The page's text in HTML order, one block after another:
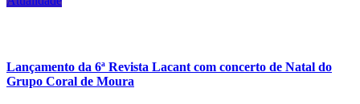
Lançamento da 6ª Revista Lacant com concerto de Natal do
Grupo Coral de Moura